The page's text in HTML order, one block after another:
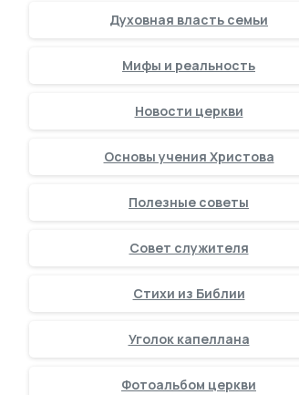
Духовная власть семьи
Мифы и реальность
Новости церкви
Основы учения Христова
Полезные советы
Совет служителя
Стихи из Библии
Уголок капеллана
Фотоальбом церкви